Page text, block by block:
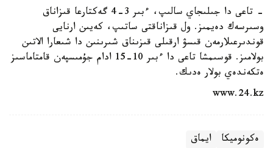
- تاعى دا جىلىجاي سالىپ، ءبىر 3-4 گەكتارعا قىزاناق
وسىرسەك دەيمىز. ول قىزاناقتى ساتىپ، كەيىن ارنايى
قوندىرعىلارمەن قىسۋ ارقىلى قىزىناق شىرىنىن دا شىعارا الاتىن
بولامىز. قوسىمشا تاعى دا ءبىر 10-15 ادام جۇمىسپەن قامتاماسىز
ەتكەندەي بولار ەدىك.
www.24.kz
ەكونوميكا ايماق